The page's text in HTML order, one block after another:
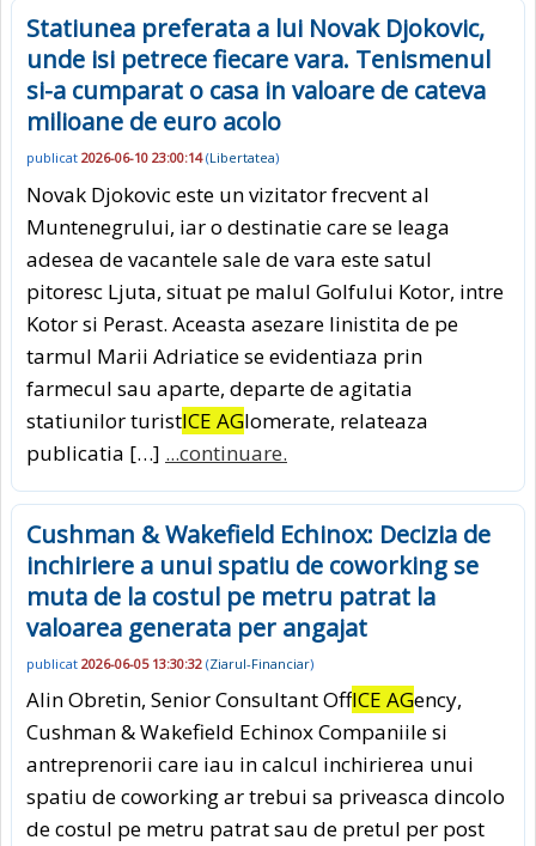
Statiunea preferata a lui Novak Djokovic,
unde isi petrece fiecare vara. Tenismenul
si-a cumparat o casa in valoare de cateva
milioane de euro acolo
publicat 2026-06-10 23:00:14(Libertatea)
Novak Djokovic este un vizitator frecvent al
Muntenegrului, iar o destinatie care se leaga
adesea de vacantele sale de vara este satul
pitoresc Ljuta, situat pe malul Golfului Kotor, intre
Kotor si Perast. Aceasta asezare linistita de pe
tarmul Marii Adriatice se evidentiaza prin
farmecul sau aparte, departe de agitatia
statiunilor turistICE AGlomerate, relateaza
publicatia […] ...continuare.
Cushman & Wakefield Echinox: Decizia de
inchiriere a unui spatiu de coworking se
muta de la costul pe metru patrat la
valoarea generata per angajat
publicat 2026-06-05 13:30:32 (Ziarul-Financiar)
Alin Obretin, Senior Consultant OffICE AGency,
Cushman & Wakefield Echinox Companiile si
antreprenorii care iau in calcul inchirierea unui
spatiu de coworking ar trebui sa priveasca dincolo
de costul pe metru patrat sau de pretul per post